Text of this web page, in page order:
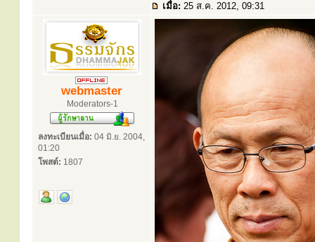
เมื่อ: 25 ส.ค. 2012, 09:31
webmaster
Moderators-1
ลงทะเบียนเมื่อ: 04 มิ.ย. 2004,
01:20
โพสต์: 1807